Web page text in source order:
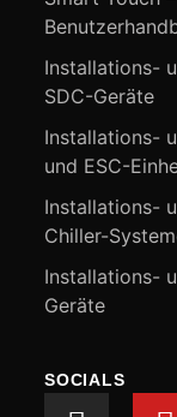
Installations-
SDC-Geräte
Installations-
und ESC-
Installations-
Chiller-
Installations-
Geräte
SOCIALS